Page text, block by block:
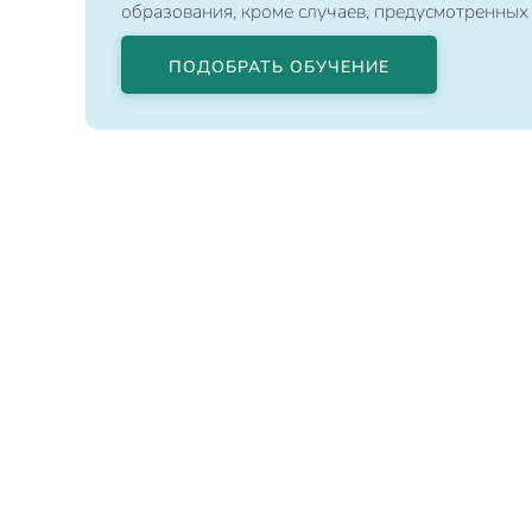
образования, кроме случаев,
ПОДОБРАТЬ ОБУЧЕНИЕ